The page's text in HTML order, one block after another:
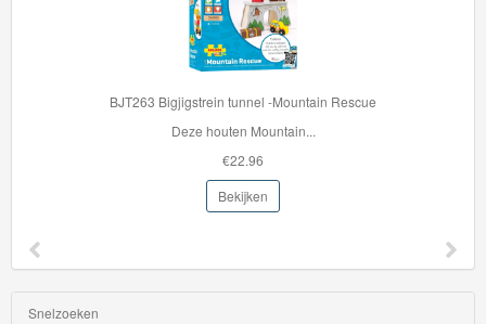
BJT263 Bigjigstrein tunnel -Mountain Rescue
Deze houten Mountain...
€22.96
Bekijken
Snelzoeken